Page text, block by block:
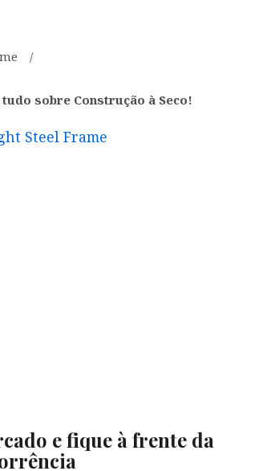
sobre Construção à Seco!
Steel Frame
e fique à frente da